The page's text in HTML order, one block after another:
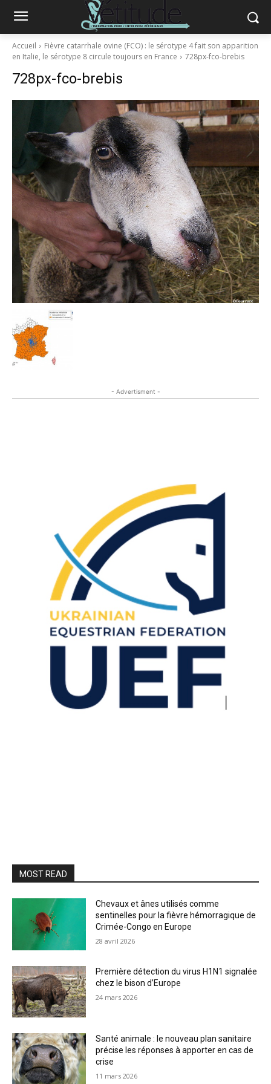
Accueil
Fièvre catarrhale ovine (FCO) : le sérotype 4 fait son apparition
en Italie, le sérotype 8 circule toujours en France
728px-fco-brebis
728px-fco-brebis
- Advertisment -
MOST READ
Chevaux et ânes utilisés comme
sentinelles pour la fièvre hémorragique de
Crimée-Congo en Europe
28 avril 2026
Première détection du virus H1N1 signalée
chez le bison d’Europe
24 mars 2026
Santé animale : le nouveau plan sanitaire
précise les réponses à apporter en cas de
crise
11 mars 2026